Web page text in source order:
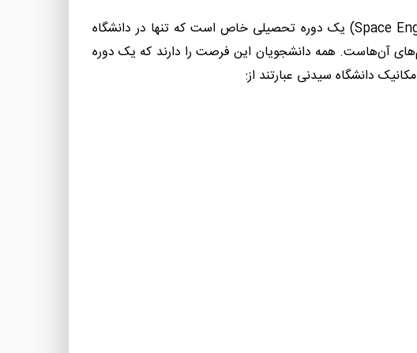
Space) یک دوره تحصیلی خاص است که تنها در دانشگاه
آن‌هاست. همه دانشجویان این فرصت را دارند که یک دوره